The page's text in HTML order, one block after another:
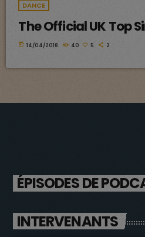
DANCE
The Official UK Top
today 14/04/2018 40 5 2
ÉPISODES DE
INTERVENANTS